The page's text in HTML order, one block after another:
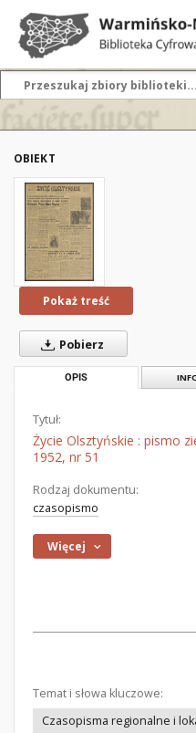
OBIEKT
Pokaż treść
Pobierz
OPIS
Tytuł:
Życie Olsztyńskie : pismo
1952, nr 51
Rodzaj dokumentu:
czasopismo
Więcej
Temat i słowa kluczowe:
Czasopisma regionalne i